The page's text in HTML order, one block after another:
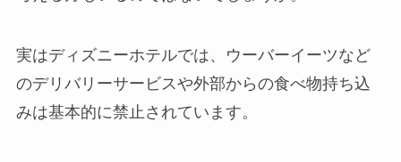
実はディズニーホテルでは、ウーバーイーツなど
のデリバリーサービスや外部からの食べ物持ち込
みは基本的に禁止されています。